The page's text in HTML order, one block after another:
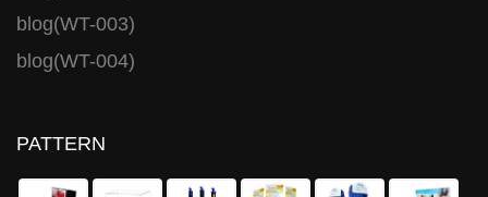
blog(WT-003)
blog(WT-004)
PATTERN